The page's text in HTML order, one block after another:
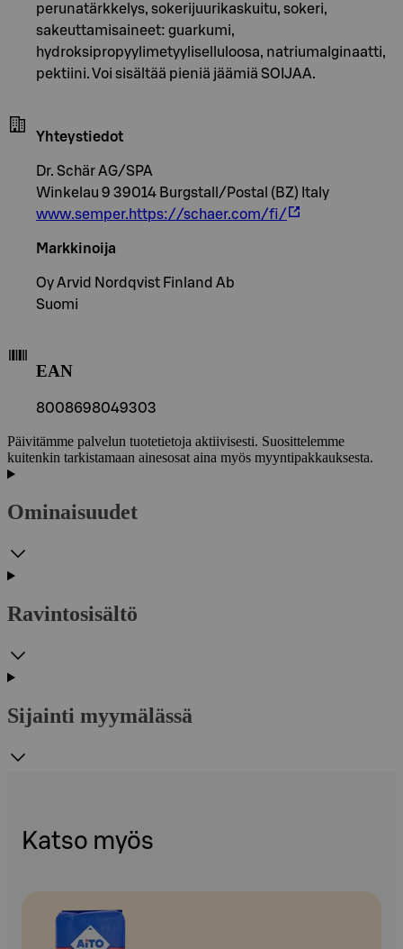
perunatärkkelys, sokerijuurikaskuitu, sokeri,
sakeuttamisaineet: guarkumi,
hydroksipropyylimetyyliselluloosa, natriumalginaatti,
pektiini. Voi sisältää pieniä jäämiä SOIJAA.
Yhteystiedot
Dr. Schär AG/SPA
Winkelau 9 39014 Burgstall/Postal (BZ) Italy
www.semper.https://schaer.com/fi/
Markkinoija
Oy Arvid Nordqvist Finland Ab
Suomi
EAN
8008698049303
Päivitämme palvelun tuotetietoja aktiivisesti. Suosittelemme
kuitenkin tarkistamaan ainesosat aina myös myyntipakkauksesta.
Ominaisuudet
Ravintosisältö
Sijainti myymälässä
Katso myös